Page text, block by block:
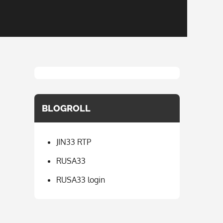
BLOGROLL
JIN33 RTP
RUSA33
RUSA33 login